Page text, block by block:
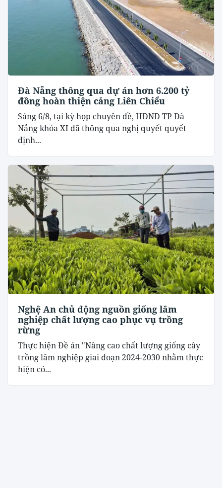
Đà Nẵng thông qua dự án hơn 6.200 tỷ
đồng hoàn thiện cảng Liên Chiểu
Sáng 6/8, tại kỳ họp chuyên đề, HĐND TP Đà
Nẵng khóa XI đã thông qua nghị quyết quyết
định...
Nghệ An chủ động nguồn giống lâm
nghiệp chất lượng cao phục vụ trồng
rừng
Thực hiện Đề án "Nâng cao chất lượng giống cây
trồng lâm nghiệp giai đoạn 2024-2030 nhằm thực
hiện có...